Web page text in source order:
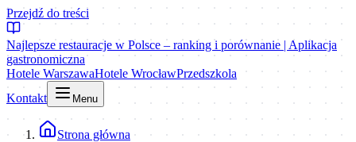
Przejdź do treści
Najlepsze restauracje w Polsce – ranking i porównanie | Aplikacja
gastronomiczna
Hotele WarszawaHotele WrocławPrzedszkola
Kontakt
Menu
Strona główna